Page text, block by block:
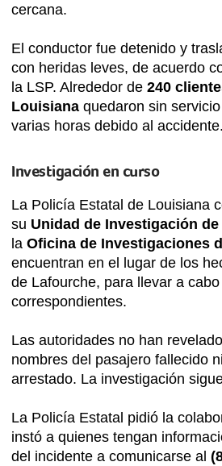
cercana.
El conductor fue detenido y
con heridas leves, de acuerdo
la LSP. Alrededor de 240
Louisiana quedaron sin
varias horas debido al accidente.
Investigación en curso
La Policía Estatal de Louisiana
su Unidad de Investigación de
la Oficina de Investigaciones
encuentran en el lugar de los
de Lafourche, para llevar a
correspondientes.
Las autoridades no han
nombres del pasajero fallecido
arrestado. La investigación
La Policía Estatal pidió la
instó a quienes tengan
del incidente a comunicarse al